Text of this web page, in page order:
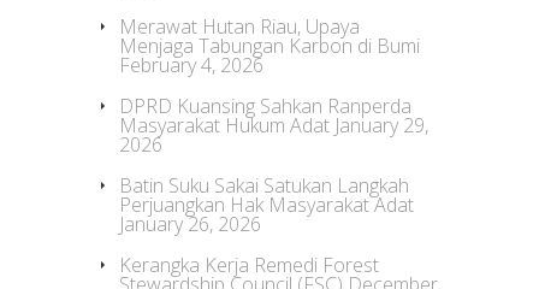
Merawat Hutan Riau, Upaya
Menjaga Tabungan Karbon di Bumi
February 4, 2026
DPRD Kuansing Sahkan Ranperda
Masyarakat Hukum Adat January 29,
2026
Batin Suku Sakai Satukan Langkah
Perjuangkan Hak Masyarakat Adat
January 26, 2026
Kerangka Kerja Remedi Forest